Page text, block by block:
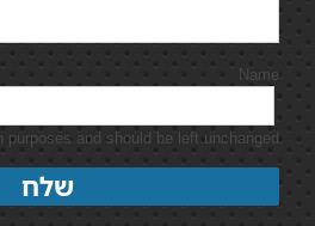
Name
and should be left unchanged.